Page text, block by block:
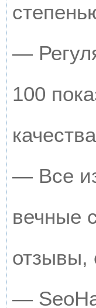
—
100
— Все
вечные
отзывы,
—